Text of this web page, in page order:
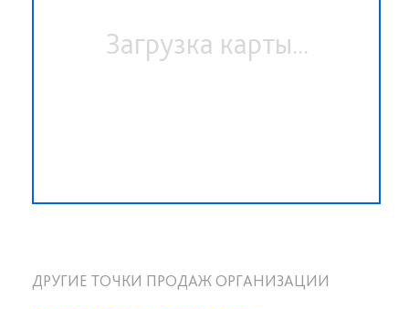
Загрузка карты...
ДРУГИЕ ТОЧКИ ПРОДАЖ ОРГАНИЗАЦИИ